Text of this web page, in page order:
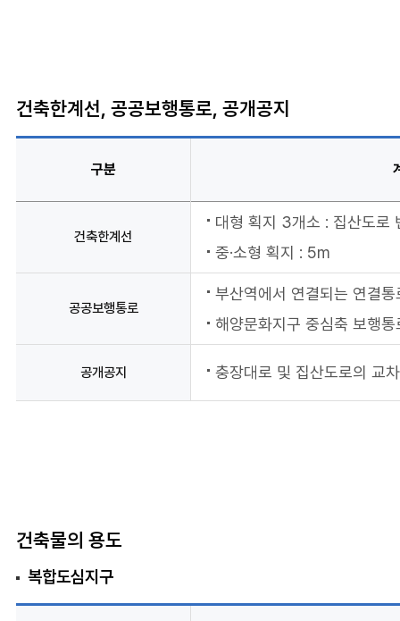
건축한계선, 공공보행통로, 공개공지
구분
건축한계선
대형 획지 3개소 : 집산도로
중·소형 획지 : 5m
공공보행통로
부산역에서 연결되는 연결통
해양문화지구 중심축 보행통
공개공지 충장대로 및 집산도로의 교
건축물의 용도
복합도심지구